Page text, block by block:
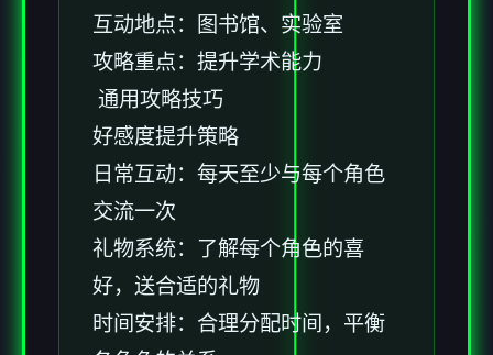
互动地点：图书馆、实验室
攻略重点：提升学术能力
通用攻略技巧
好感度提升策略
日常互动：每天至少与每个角色
交流一次
礼物系统：了解每个角色的喜
好，送合适的礼物
时间安排：合理分配时间，平衡